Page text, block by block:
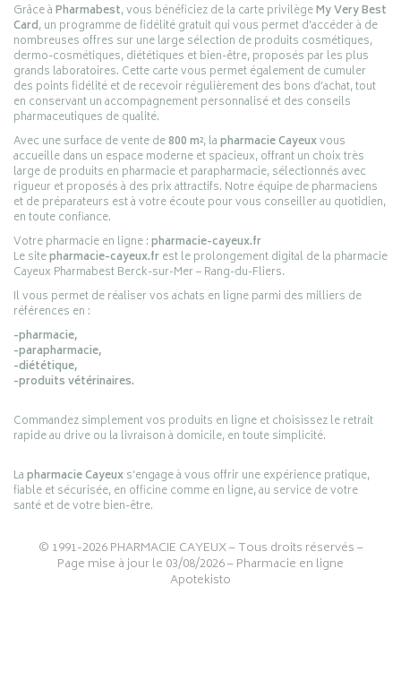
Grâce àPharmabest, vous bénéficiez de la carte privilègeMy Very Best
Card, un programme de fidélité gratuit qui vous permet d’accéder à de
nombreuses offres sur une large sélection de produits cosmétiques,
dermo-cosmétiques, diététiques et bien-être, proposés par les plus
grands laboratoires. Cette carte vous permet également de cumuler
des points fidélité et de recevoir régulièrement des bons d’achat, tout
en conservant un accompagnement personnalisé et des conseils
pharmaceutiques de qualité.
Avec une surface de vente de800 m², lapharmacie Cayeuxvous
accueille dans un espace moderne et spacieux, offrant un choix très
large de produits en pharmacie et parapharmacie, sélectionnés avec
rigueur et proposés à des prix attractifs. Notre équipe de pharmaciens
et de préparateurs est à votre écoute pour vous conseiller au quotidien,
en toute confiance.
Votre pharmacie en ligne :pharmacie-cayeux.fr
Le sitepharmacie-cayeux.frest le prolongement digital de la pharmacie
Cayeux Pharmabest Berck-sur-Mer – Rang-du-Fliers.
Il vous permet de réaliser vos achats en ligne parmi des milliers de
références en :
-pharmacie,
-parapharmacie,
-diététique,
-produits vétérinaires.
Commandez simplement vos produits en ligne et choisissez le retrait
rapide au drive ou la livraison à domicile, en toute simplicité.
Lapharmacie Cayeuxs’engage à vous offrir une expérience pratique,
fiable et sécurisée, en officine comme en ligne, au service de votre
santé et de votre bien-être.
© 1991-2026PHARMACIE CAYEUX– Tous droits réservés –
Page mise à jour le 03/08/2026 –Pharmacie en ligne
Apotekisto